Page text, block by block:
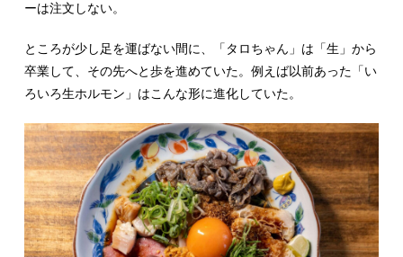
ーは注文しない。
ところが少し足を運ばない間に、「タロちゃん」は「生」から
卒業して、その先へと歩を進めていた。例えば以前あった「い
ろいろ生ホルモン」はこんな形に進化していた。